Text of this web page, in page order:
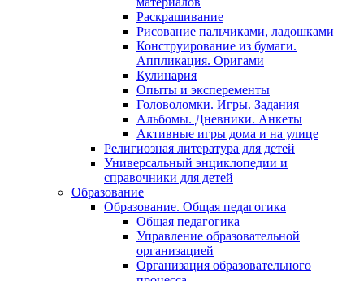
Раскрашивание
Рисование пальчиками, ладошками
Конструирование из бумаги.
Аппликация. Оригами
Кулинария
Опыты и эксперементы
Головоломки. Игры. Задания
Альбомы. Дневники. Анкеты
Активные игры дома и на улице
Религиозная литература для детей
Универсальный энциклопедии и
справочники для детей
Образование
Образование. Общая педагогика
Общая педагогика
Управление образовательной
организацией
Организация образовательного